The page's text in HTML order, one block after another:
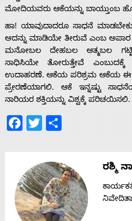
ಮೋದಿಯವರು ಆಕೆಯನ್ನು ಬಾಯ್ತುಂಬ
ಹಾ! ಯಾವುದಾದರೂ ಸಾಧನೆ ಮಾಡಬೇಕು
ಅದನ್ನು ಮಾಡಿಯೇ ತೀರುವೆ ಎಂಬ ಅಪಾರ
ಮನೋಬಲ ದೇಹಬಲ ಆತ್ಮಬಲ
ಸಾಧಿಸಿಯೇ ತೋರುತ್ತೇವೆ
ಉದಾಹರಣೆ. ಆಕೆಯ ಪರಿಶ್ರಮ ಆಕೆಯ ಈ
ಪ್ರೇರಣೆಯಾಗಲಿ. ಆಕೆ ಇನ್ನಷ್ಟು
ನಾರಿಯರ ಶಕ್ತಿಯನ್ನು ವಿಶ್ವಕ್ಕೆ ಪರಿಚಯಿಸಲಿ.
Facebook
Twitter
ರಶ್ಮಿ
ನಿವೇದಿತಾ